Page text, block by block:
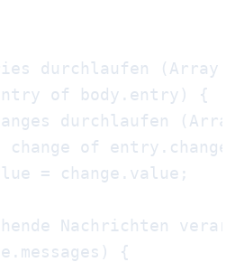
durchlaufen (Array!)
of body.entry) {
durchlaufen
change of
= change.value;
Nachrichten
{